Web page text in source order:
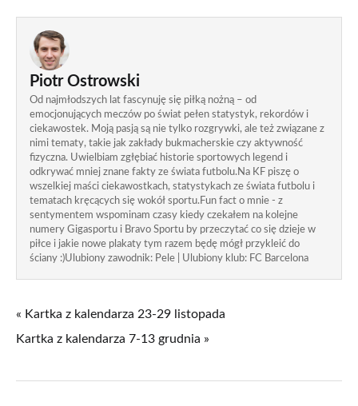
Piotr Ostrowski
Od najmłodszych lat fascynuję się piłką nożną – od
emocjonujących meczów po świat pełen statystyk, rekordów i
ciekawostek. Moją pasją są nie tylko rozgrywki, ale też związane z
nimi tematy, takie jak zakłady bukmacherskie czy aktywność
fizyczna. Uwielbiam zgłębiać historie sportowych legend i
odkrywać mniej znane fakty ze świata futbolu.Na KF piszę o
wszelkiej maści ciekawostkach, statystykach ze świata futbolu i
tematach kręcących się wokół sportu.Fun fact o mnie - z
sentymentem wspominam czasy kiedy czekałem na kolejne
numery Gigasportu i Bravo Sportu by przeczytać co się dzieje w
piłce i jakie nowe plakaty tym razem będę mógł przykleić do
ściany :)Ulubiony zawodnik: Pele | Ulubiony klub: FC Barcelona
« Kartka z kalendarza 23-29 listopada
Kartka z kalendarza 7-13 grudnia »